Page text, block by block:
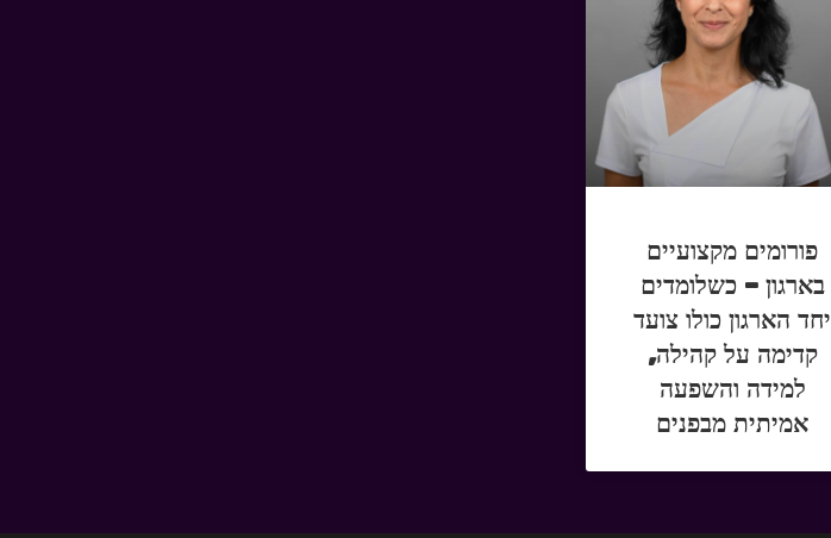
פורומים מקצועיים
בארגון – כשלומדים
יחד הארגון כולו צועד
קדימה על קהילה,
למידה והשפעה
אמיתית מבפנים